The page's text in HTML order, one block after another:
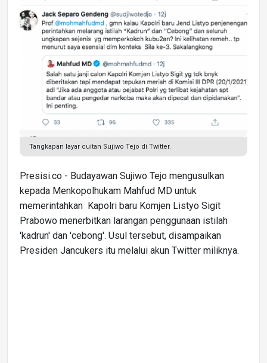
Tangkapan layar cuitan Sujiwo Tejo di Twitter.
Presisi.co - Budayawan Sujiwo Tejo mengusulkan
kepada Menkopolhukam Mahfud MD untuk
memerintahkan Kapolri baru Komjen Listyo Sigit
Prabowo menerbitkan larangan penggunaan istilah
'kadrun' dan 'cebong'. Usul tersebut, disampaikan
Presiden Jancukers itu melalui akun Twitter miliknya.